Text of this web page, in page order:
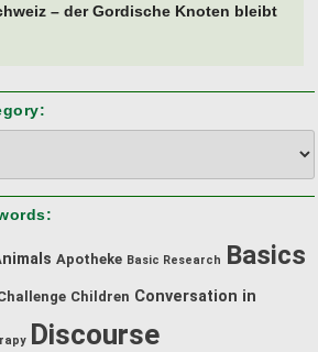
– der Gordische Knoten bleibt
Apotheke Basic Research Basics
Children Conversation in
Discourse